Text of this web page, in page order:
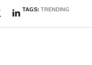
TAGS:TRENDING